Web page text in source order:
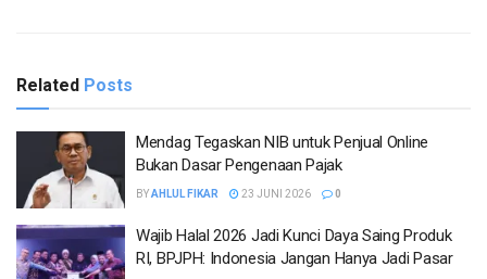
Related Posts
Mendag Tegaskan NIB untuk Penjual Online
Bukan Dasar Pengenaan Pajak
BYAHLUL FIKAR 23 JUNI 2026 0
Wajib Halal 2026 Jadi Kunci Daya Saing Produk
RI, BPJPH: Indonesia Jangan Hanya Jadi Pasar